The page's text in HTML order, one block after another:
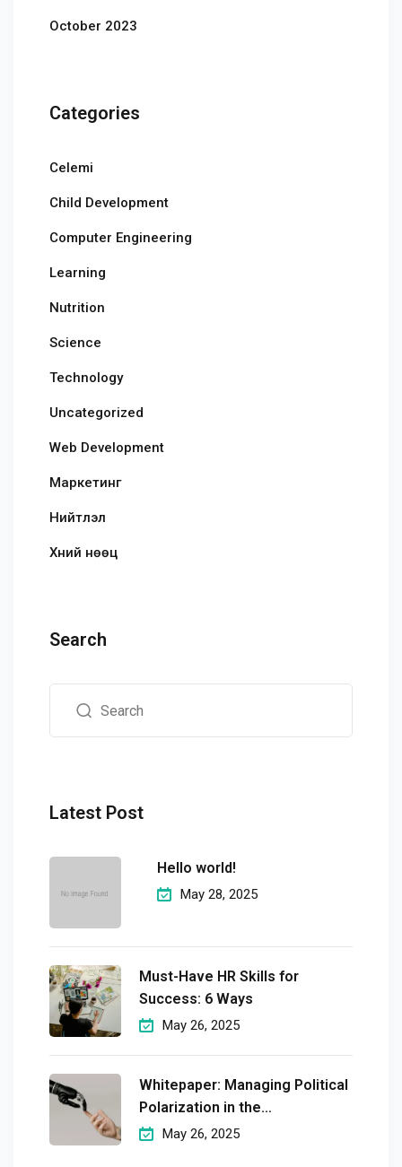
October 2023
Categories
Celemi
Child Development
Computer Engineering
Learning
Nutrition
Science
Technology
Uncategorized
Web Development
Маркетинг
Нийтлэл
Хүний нөөц
Search
Latest Post
Hello world!
May 28, 2025
Must-Have HR Skills for
Success: 6 Ways
May 26, 2025
Whitepaper: Managing Political
Polarization in the
Workplaceмэргэшсэн
May 26, 2025